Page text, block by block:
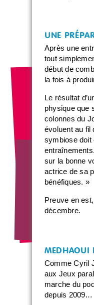
UNE
Après une
tout
début de
la fois à
Le résultat
physique que
colonnes du
évoluent au fil
symbiose doit
sur la bonne
actrice de sa
bénéfiques. »
Preuve en
décembre.
MEDHAOUI
Comme Cyril
aux Jeux
marche du
depuis 2009…